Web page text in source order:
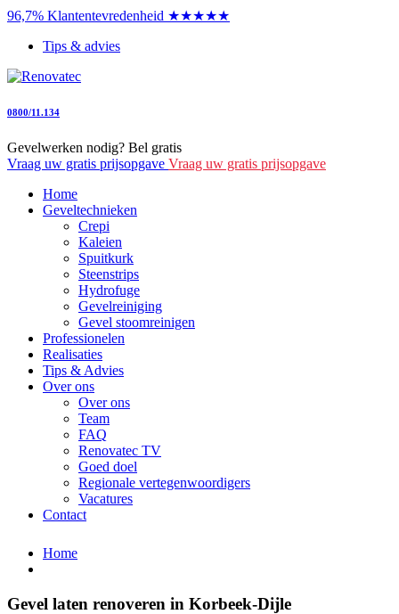
96,7% Klantentevredenheid ★★★★★
Tips & advies
0800/11.134
Gevelwerken nodig? Bel gratis
Vraag uw gratis prijsopgave Vraag uw gratis prijsopgave
Home
Geveltechnieken
Crepi
Kaleien
Spuitkurk
Steenstrips
Hydrofuge
Gevelreiniging
Gevel stoomreinigen
Professionelen
Realisaties
Tips & Advies
Over ons
Over ons
Team
FAQ
Renovatec TV
Goed doel
Regionale vertegenwoordigers
Vacatures
Contact
Home
Gevel laten renoveren in Korbeek-Dijle